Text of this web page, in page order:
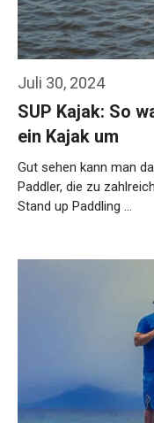
Juli 30, 2024
SUP Kajak: So
ein Kajak um
Gut sehen kann man
Paddler, die zu
Stand up Paddling …